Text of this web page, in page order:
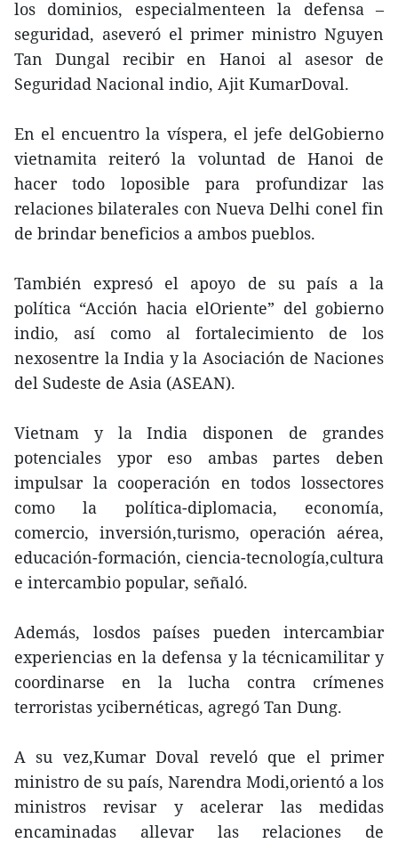
los dominios, especialmenteen la defensa –
seguridad, aseveró el primer ministro Nguyen
Tan Dungal recibir en Hanoi al asesor de
Seguridad Nacional indio, Ajit KumarDoval.
En el encuentro la víspera, el jefe delGobierno
vietnamita reiteró la voluntad de Hanoi de
hacer todo loposible para profundizar las
relaciones bilaterales con Nueva Delhi conel fin
de brindar beneficios a ambos pueblos.
También expresó el apoyo de su país a la
política “Acción hacia elOriente” del gobierno
indio, así como al fortalecimiento de los
nexosentre la India y la Asociación de Naciones
del Sudeste de Asia (ASEAN).
Vietnam y la India disponen de grandes
potenciales ypor eso ambas partes deben
impulsar la cooperación en todos lossectores
como la política-diplomacia, economía,
comercio, inversión,turismo, operación aérea,
educación-formación, ciencia-tecnología,cultura
e intercambio popular, señaló.
Además, losdos países pueden intercambiar
experiencias en la defensa y la técnicamilitar y
coordinarse en la lucha contra crímenes
terroristas ycibernéticas, agregó Tan Dung.
A su vez,Kumar Doval reveló que el primer
ministro de su país, Narendra Modi,orientó a los
ministros revisar y acelerar las medidas
encaminadas allevar las relaciones de